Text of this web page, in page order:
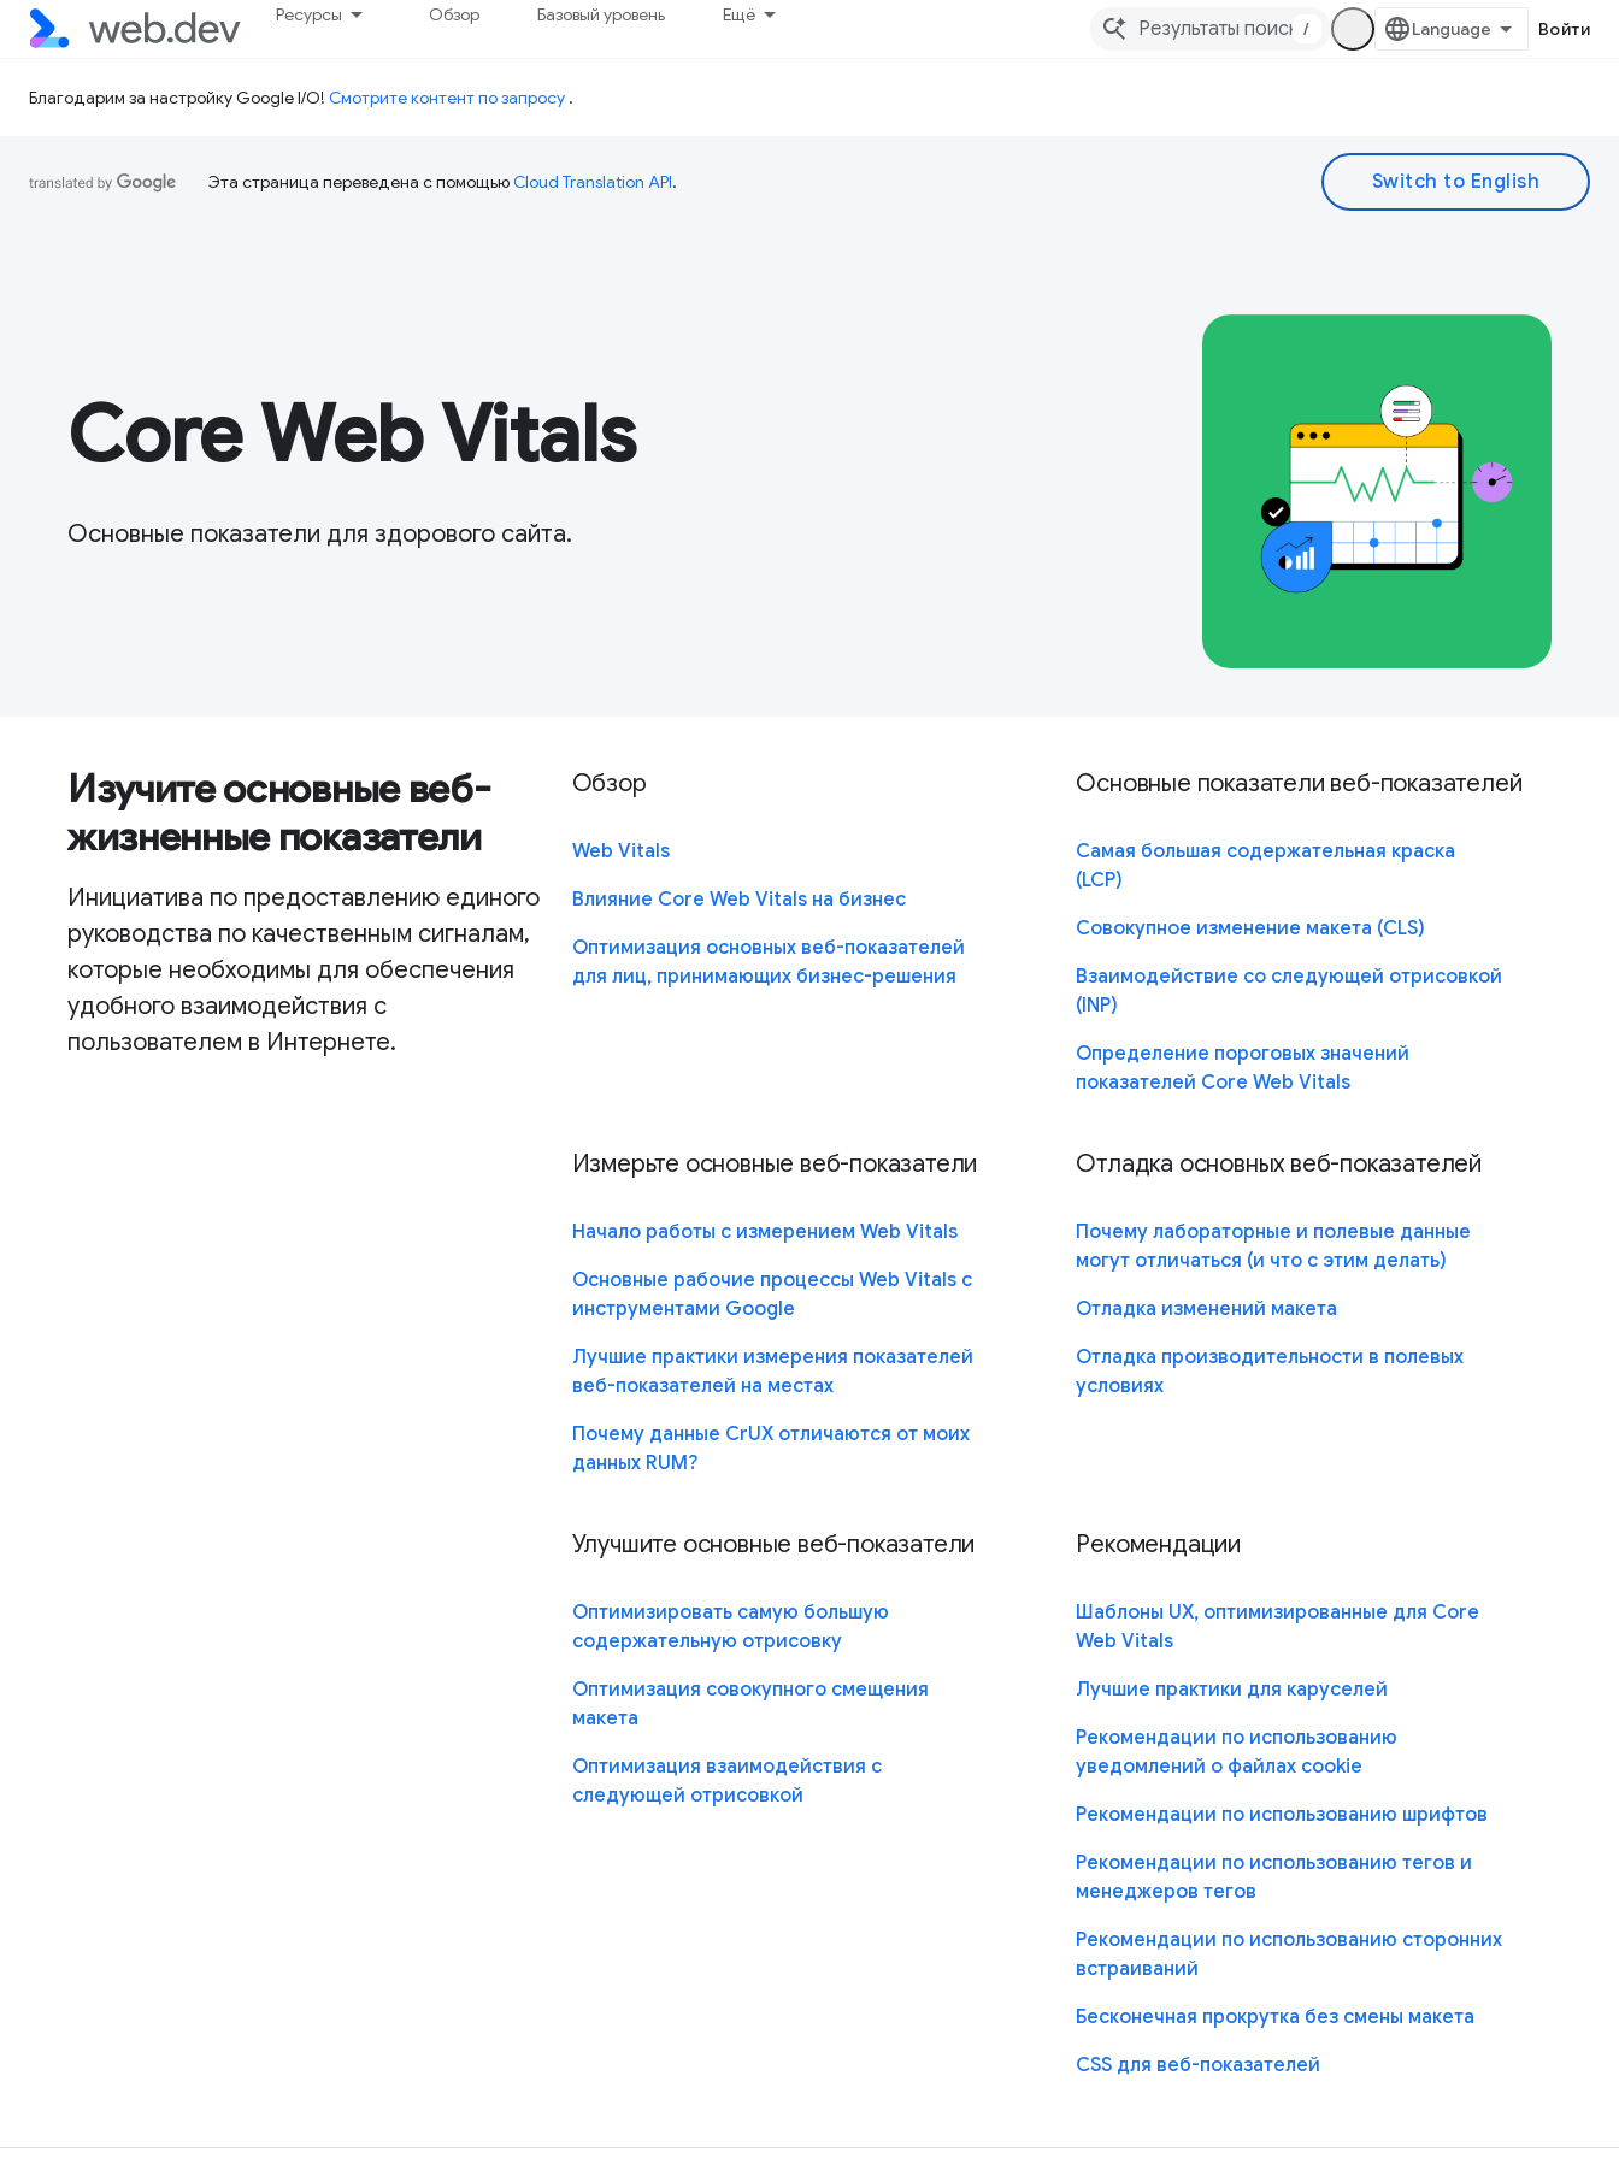
Ресурсы Обзор Базовый уровень Ещё
/ Войти
Благодарим за настройку Google I/O! Смотрите контент по запросу .
Эта страница переведена с помощьюCloud Translation API.
Core Web Vitals
Основные показатели для здорового сайта.
Изучите основные веб-
жизненные показатели
Инициатива по предоставлению единого
руководства по качественным сигналам,
которые необходимы для обеспечения
удобного взаимодействия с
пользователем в Интернете.
Обзор
Web Vitals
Влияние Core Web Vitals на бизнес
Оптимизация основных веб-показателей
для лиц, принимающих бизнес-решения
Основные показатели веб-показателей
Самая большая содержательная краска
(LCP)
Совокупное изменение макета (CLS)
Взаимодействие со следующей отрисовкой
(INP)
Определение пороговых значений
показателей Core Web Vitals
Измерьте основные веб-показатели
Начало работы с измерением Web Vitals
Основные рабочие процессы Web Vitals с
инструментами Google
Лучшие практики измерения показателей
веб-показателей на местах
Почему данные CrUX отличаются от моих
данных RUM?
Отладка основных веб-показателей
Почему лабораторные и полевые данные
могут отличаться (и что с этим делать)
Отладка изменений макета
Отладка производительности в полевых
условиях
Улучшите основные веб-показатели
Оптимизировать самую большую
содержательную отрисовку
Оптимизация совокупного смещения
макета
Оптимизация взаимодействия с
следующей отрисовкой
Рекомендации
Шаблоны UX, оптимизированные для Core
Web Vitals
Лучшие практики для каруселей
Рекомендации по использованию
уведомлений о файлах cookie
Рекомендации по использованию шрифтов
Рекомендации по использованию тегов и
менеджеров тегов
Рекомендации по использованию сторонних
встраиваний
Бесконечная прокрутка без смены макета
CSS для веб-показателей